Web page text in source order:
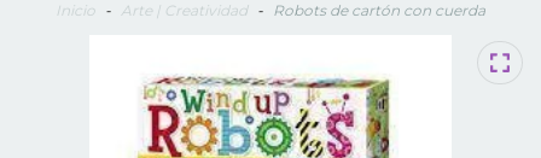
Inicio - Arte | Creatividad - Robots de cartón con cuerda